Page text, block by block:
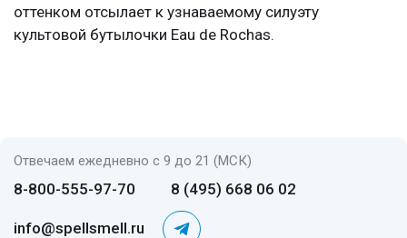
оттенком отсылает к узнаваемому силуэту
культовой бутылочки Eau de Rochas.
Отвечаем ежедневно с 9 до 21 (МСК)
8-800-555-97-70 8 (495) 668 06 02
info@spellsmell.ru